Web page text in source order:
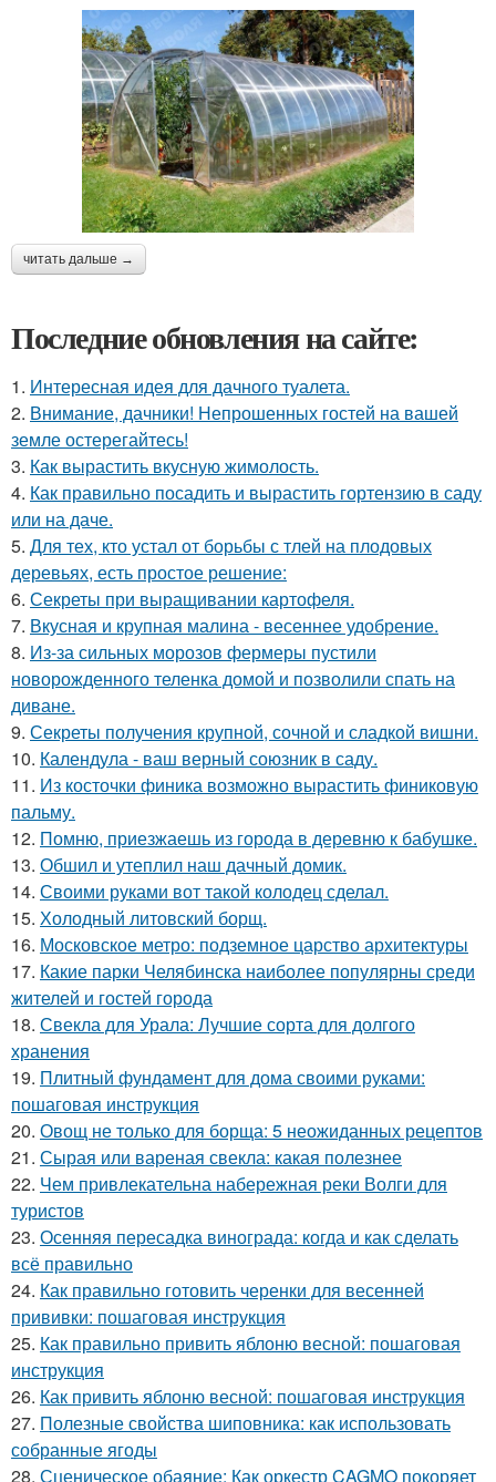
читать дальше →
Последние обновления на сайте:
1. Интересная идея для дачного туалета.
2. Внимание, дачники! Непрошенных гостей на вашей
земле остерегайтесь!
3. Как вырастить вкусную жимолость.
4. Как правильно посадить и вырастить гортензию в саду
или на даче.
5. Для тех, кто устал от борьбы с тлей на плодовых
деревьях, есть простое решение:
6. Секреты при выращивании картофеля.
7. Вкусная и крупная малина - весеннее удобрение.
8. Из-за сильных морозов фермеры пустили
новорожденного теленка домой и позволили спать на
диване.
9. Секреты получения крупной, сочной и сладкой вишни.
10. Календула - ваш верный союзник в саду.
11. Из косточки финика возможно вырастить финиковую
пальму.
12. Помню, приезжаешь из города в деревню к бабушке.
13. Обшил и утеплил наш дачный домик.
14. Своими руками вот такой колодец сделал.
15. Холодный литовский борщ.
16. Московское метро: подземное царство архитектуры
17. Какие парки Челябинска наиболее популярны среди
жителей и гостей города
18. Свекла для Урала: Лучшие сорта для долгого
хранения
19. Плитный фундамент для дома своими руками:
пошаговая инструкция
20. Овощ не только для борща: 5 неожиданных рецептов
21. Сырая или вареная свекла: какая полезнее
22. Чем привлекательна набережная реки Волги для
туристов
23. Осенняя пересадка винограда: когда и как сделать
всё правильно
24. Как правильно готовить черенки для весенней
прививки: пошаговая инструкция
25. Как правильно привить яблоню весной: пошаговая
инструкция
26. Как привить яблоню весной: пошаговая инструкция
27. Полезные свойства шиповника: как использовать
собранные ягоды
28. Сценическое обаяние: Как оркестр CAGMO покоряет